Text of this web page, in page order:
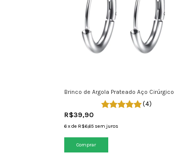
Brinco de Argola Prateado Aço Cirúrgico
(4)
R$39,90
6xde R$6,65 sem juros
Comprar